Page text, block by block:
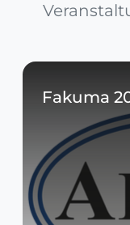
Fakuma